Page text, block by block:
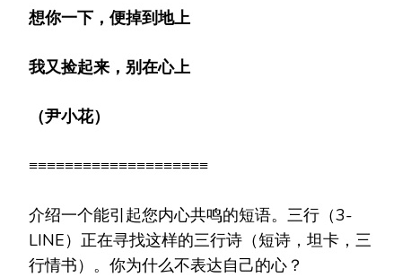
想你一下，便掉到地上
我又捡起来，别在心上
（尹小花）
≡≡≡≡≡≡≡≡≡≡≡≡≡≡≡≡≡≡≡≡
介绍一个能引起您内心共鸣的短语。三行（3-
LINE）正在寻找这样的三行诗（短诗，坦卡，三
行情书）。你为什么不表达自己的心？